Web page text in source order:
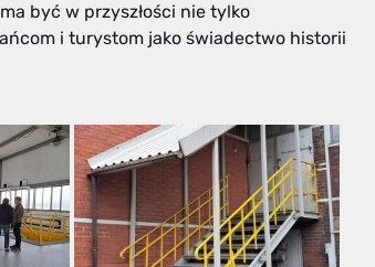
być w przyszłości nie tylko
i turystom jako świadectwo historii